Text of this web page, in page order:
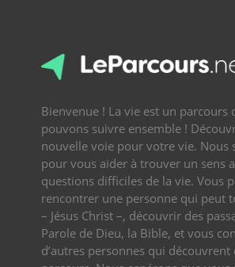
Bienvenue ! La vie est un parcours
pouvons suivre ensemble !
nouvelle voie pour votre vie. Nous
pour vous aider à trouver un sens
questions difficiles de la vie. Vous
rencontrer une personne qui peut
– Jésus Christ –, découvrir des
Parole de Dieu, la Bible, et vous
d’autres personnes qui découvrent